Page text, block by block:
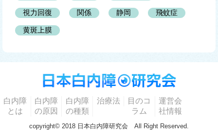
視力回復 関係 静岡 飛蚊症
黄斑上膜
白内障
とは
白内障
の原因
白内障
の種類
治療法
目のコ
ラム
運営会
社情報
copyright© 2018 日本白内障研究会 All Right Reserved.